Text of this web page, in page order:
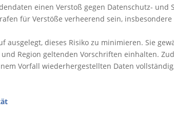
einen Verstoß gegen Datenschutz-
für Verstöße verheerend sein,
ausgelegt, dieses Risiko zu minimieren. Sie
Region geltenden Vorschriften einhalten.
Vorfall wiederhergestellten Daten